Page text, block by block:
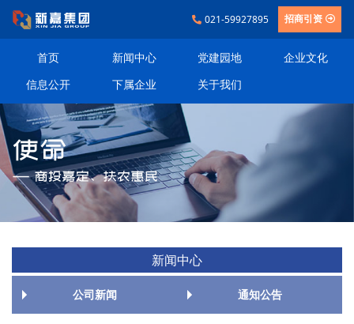
021-59927895 招商引资
首页 新闻中心 党建园地
企业文化
信息公开
下属企业 关于我们
新闻中心
公司新闻 通知公告